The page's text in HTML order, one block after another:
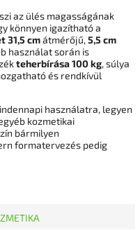
az ülés magasságának
könnyen igazítható a
31,5 cmátmérőjű,5,5 cm
használat során is
teherbírása 100 kg, súlya
és rendkívül
használatra, legyen
kozmetikai
bármilyen
formatervezés pedig